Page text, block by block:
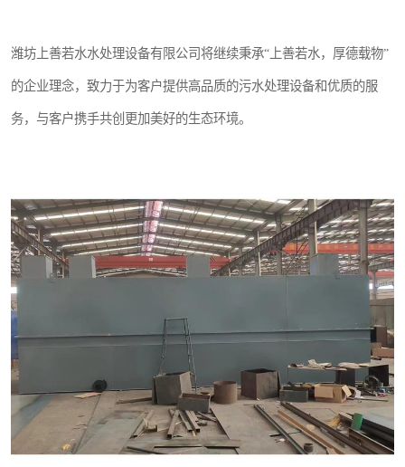
潍坊上善若水水处理设备有限公司将继续秉承“上善若水，厚德载物”
的企业理念，致力于为客户提供高品质的污水处理设备和优质的服
务，与客户携手共创更加美好的生态环境。